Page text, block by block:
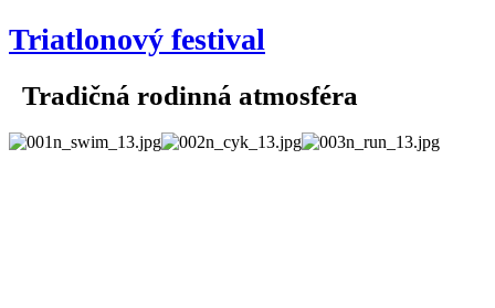
Triatlonový festival
Tradičná rodinná atmosféra